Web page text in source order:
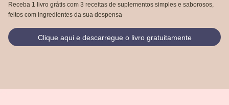
Receba 1 livro grátis com 3 receitas de suplementos simples e saborosos,
feitos com ingredientes da sua despensa
Clique aqui e descarregue o livro gratuitamente